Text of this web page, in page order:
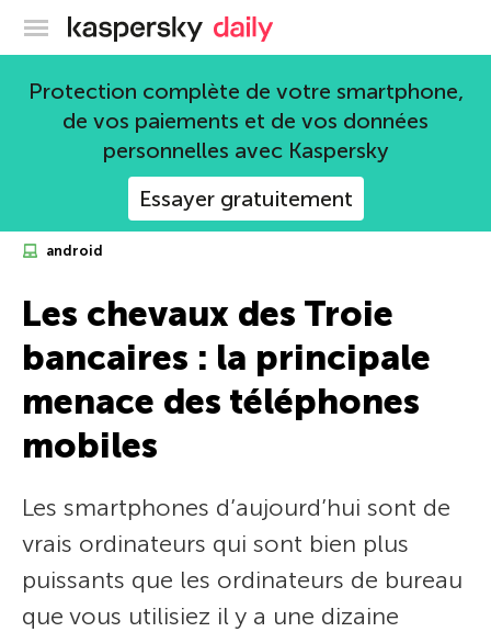
Blog officiel de Kaspersky
Protection complète de votre smartphone,
de vos paiements et de vos données
personnelles avec Kaspersky
Essayer gratuitement
android
Les chevaux des Troie
bancaires : la principale
menace des téléphones
mobiles
Les smartphones d’aujourd’hui sont de
vrais ordinateurs qui sont bien plus
puissants que les ordinateurs de bureau
que vous utilisiez il y a une dizaine